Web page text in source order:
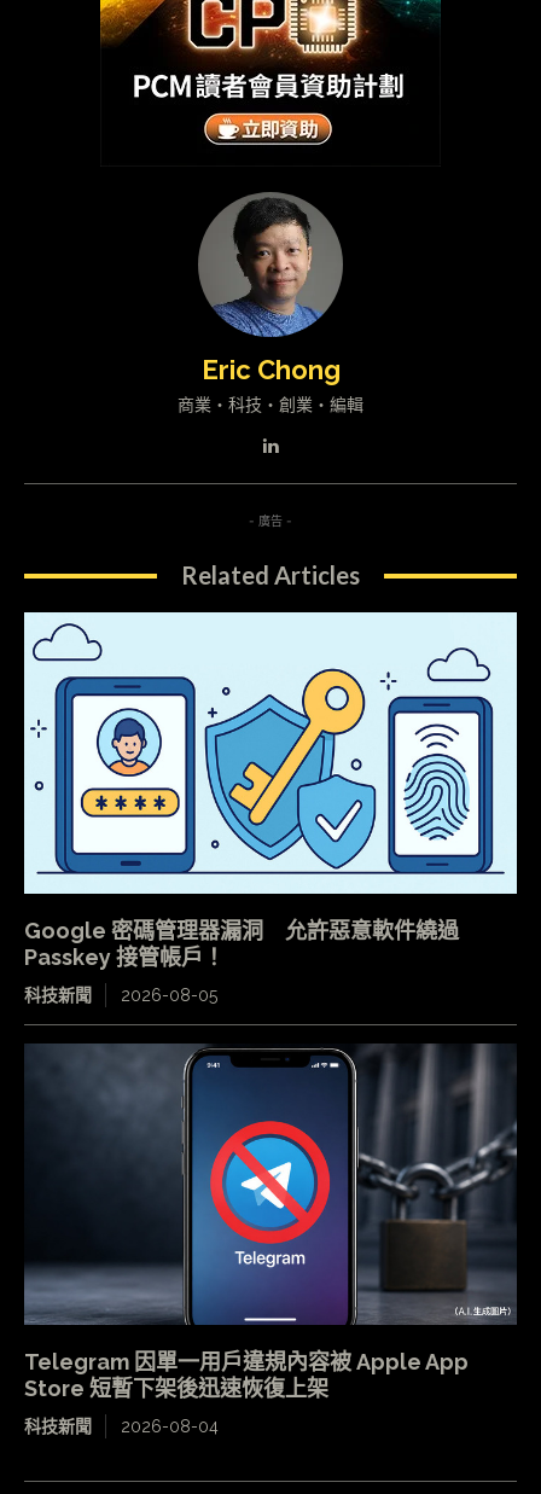
Eric Chong
商業・科技・創業・編輯
- 廣告 -
Related Articles
Google 密碼管理器漏洞 允許惡意軟件繞過
Passkey 接管帳戶！
科技新聞 2026-08-05
Telegram 因單一用戶違規內容被 Apple App
Store 短暫下架後迅速恢復上架
科技新聞 2026-08-04